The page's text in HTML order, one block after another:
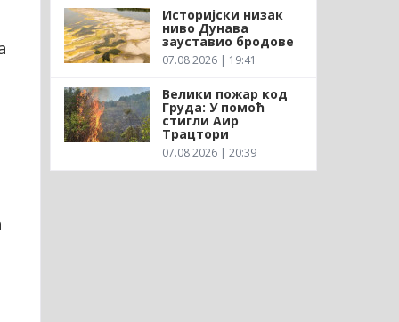
Историјски низак
ниво Дунава
зауставио бродове
07.08.2026 | 19:41
Велики пожар код
Груда: У помоћ
стигли Аир
Трацтори
07.08.2026 | 20:39